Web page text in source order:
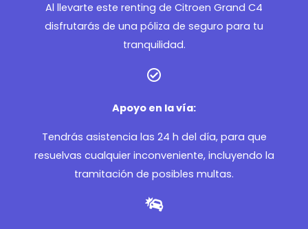
Al llevarte este renting de Citroen Grand C4
disfrutarás de una póliza de seguro para tu
tranquilidad.
Apoyo en la vía:
Tendrás asistencia las 24 h del día, para que
resuelvas cualquier inconveniente, incluyendo la
tramitación de posibles multas.